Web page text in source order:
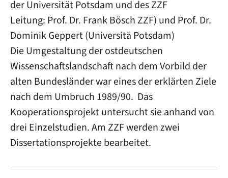
der Universität Potsdam und des ZZF
Leitung: Prof. Dr. Frank Bösch ZZF) und Prof. Dr.
Dominik Geppert (Universitä Potsdam)
Die Umgestaltung der ostdeutschen
Wissenschaftslandschaft nach dem Vorbild der
alten Bundesländer war eines der erklärten Ziele
nach dem Umbruch 1989/90. Das
Kooperationsprojekt untersucht sie anhand von
drei Einzelstudien. Am ZZF werden zwei
Dissertationsprojekte bearbeitet.